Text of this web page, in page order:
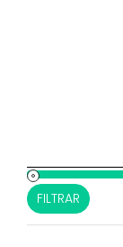
FILTRAR